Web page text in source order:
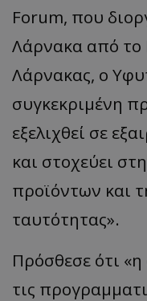
Forum, που
Λάρνακα από το
Λάρνακας, ο
συγκεκριμένη
εξελιχθεί σε
και στοχεύει
προϊόντων και
ταυτότητας».
Πρόσθεσε ότι
τις